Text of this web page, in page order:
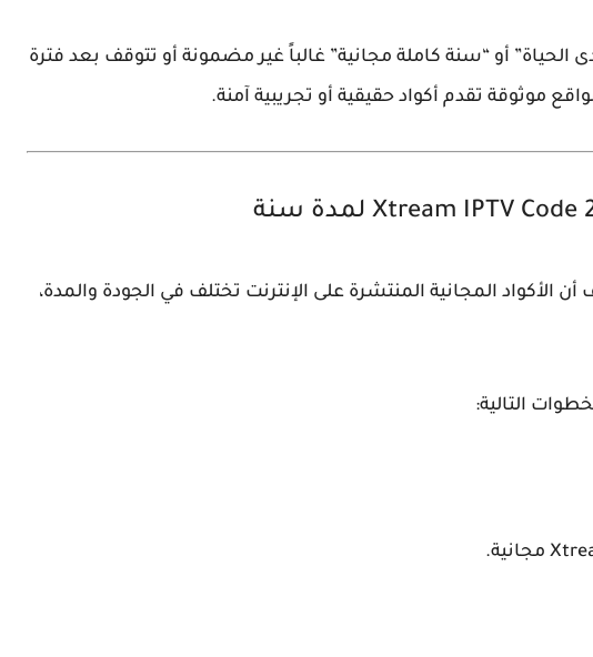
الحياة” أو “سنة كاملة مجانية” غالباً غير مضمونة أو تتوقف بعد فترة
موثوقة تقدم أكواد حقيقية أو تجريبية آمنة.
الأكواد المجانية المنتشرة على الإنترنت تختلف في الجودة والمدة،
التالية: